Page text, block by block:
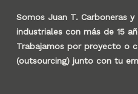
Somos Juan T. Carboneras
industriales con más de 15
Trabajamos por proyecto o
(outsourcing) junto con tu